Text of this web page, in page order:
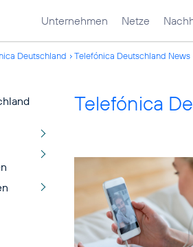
Unternehmen Netze
Deutschland Telefónica Deutschland News
Telefónica